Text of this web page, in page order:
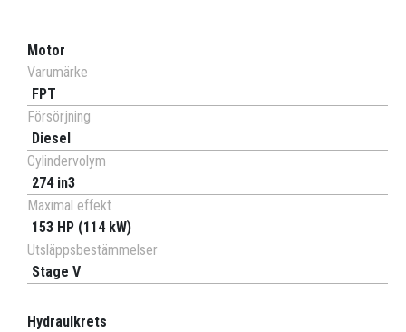
Motor
Varumärke
FPT
Försörjning
Diesel
Cylindervolym
274 in3
Maximal effekt
153 HP (114 kW)
Utsläppsbestämmelser
Stage V
Hydraulkrets